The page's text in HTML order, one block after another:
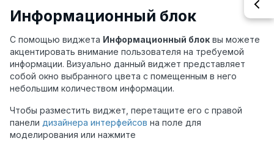
Информационный блок
С помощью виджета Информационный блок вы можете
акцентировать внимание пользователя на требуемой
информации. Визуально данный виджет представляет
собой окно выбранного цвета с помещенным в него
небольшим количеством информации.
Чтобы разместить виджет, перетащите его с правой
панели дизайнера интерфейсов на поле для
моделирования или нажмите